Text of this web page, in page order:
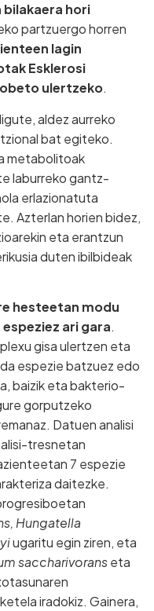
hori
partzuergo horren
lagin
Esklerosi
ulertzeko.
aldez aurreko
bat egiteko.
metabolitoak
laburreko gantz-
erlazionatuta
Azterlan horien bidez,
eta erantzun
duten ibilbideak
hesteetan modu
ari gara.
gisa ulertzen eta
espezie batzuez edo
baizik eta bakterio-
gorputzeko
Datuen analisi
tresnetan
7 espezie
daitezke.
Hungatella
ugaritu egin ziren, eta
saccharivoranseta
iradokiz. Gainera,